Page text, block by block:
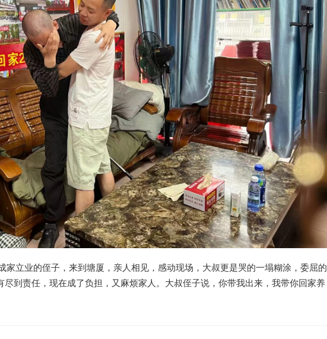
立业的侄子，来到塘厦，亲人相见，感动现场，大叔更是哭的一塌糊涂，委屈的
到责任，现在成了负担，又麻烦家人。大叔侄子说，你带我出来，我带你回家养